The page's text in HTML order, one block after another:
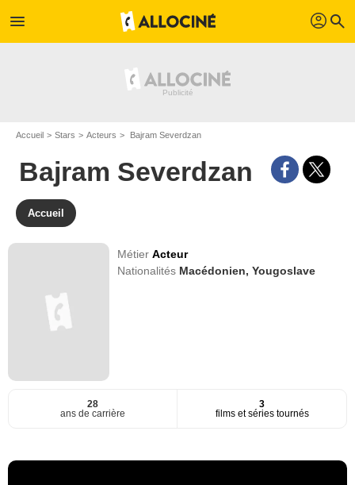
menu profil search
Accueil Stars Acteurs Bajram Severdzan
Bajram Severdzan
Accueil
MétierActeur
Nationalités Macédonien, Yougoslave
28
ans de carrière
3
films et séries tournés